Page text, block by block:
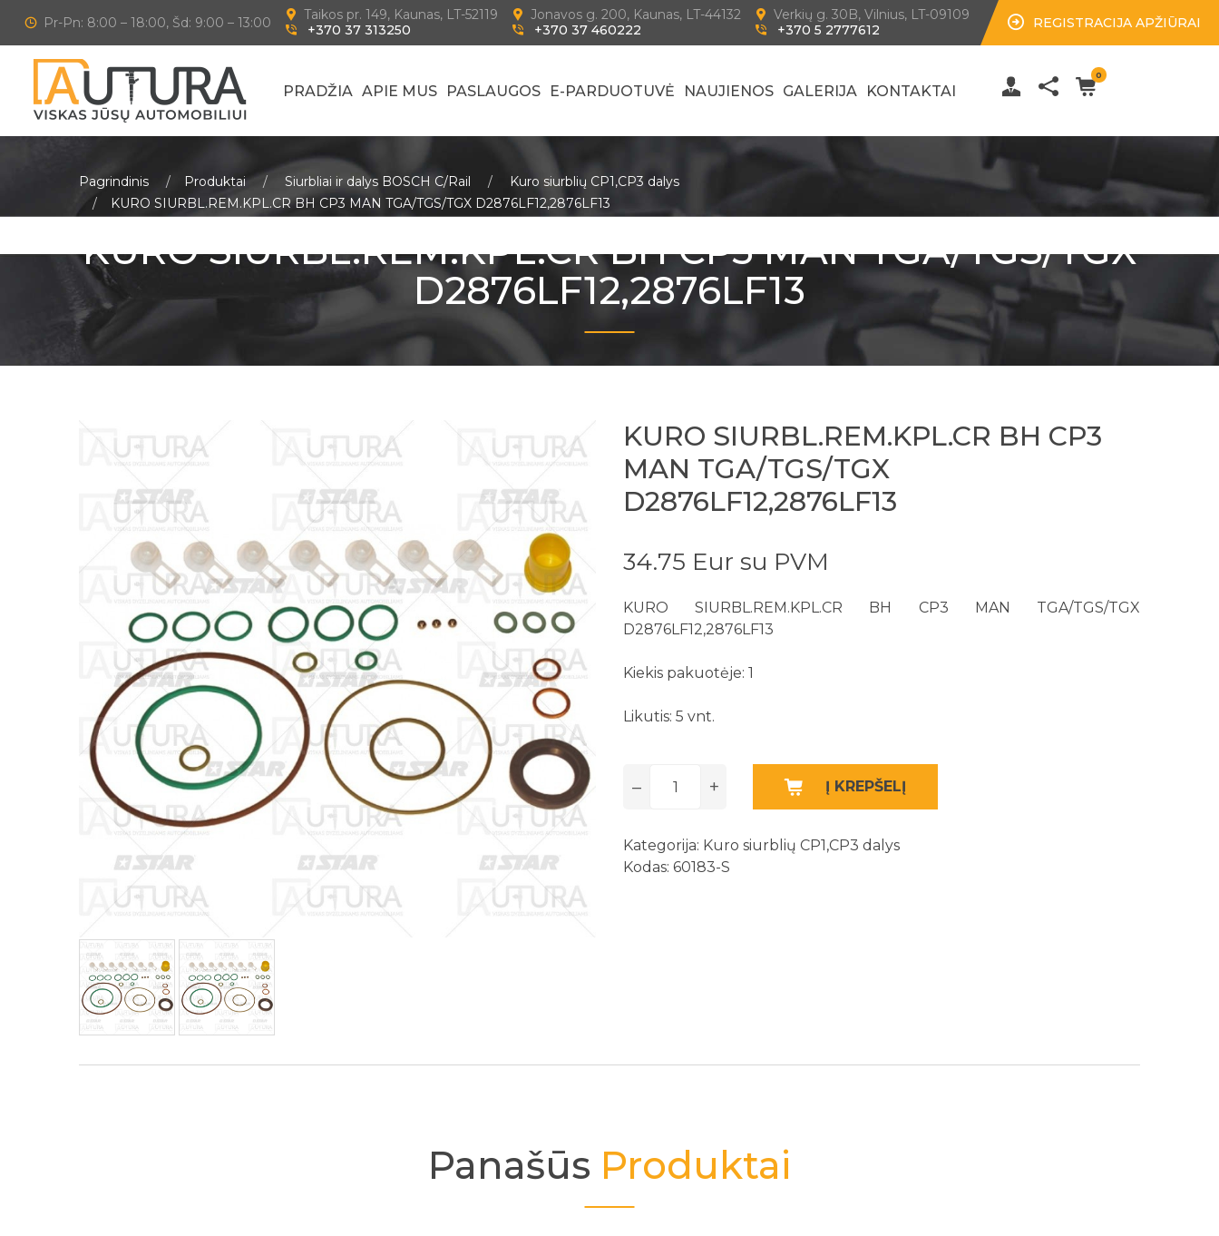
REGISTRACIJA APŽIŪRAI
Pr-Pn: 8:00 – 18:00, Šd: 9:00 – 13:00
Taikos pr. 149, Kaunas, LT-52119
+370 37 313250
Jonavos g. 200, Kaunas, LT-44132
+370 37 460222
Verkių g. 30B, Vilnius, LT-09109
+370 5 2777612
PRADŽIA APIE MUS PASLAUGOS E-PARDUOTUVĖ NAUJIENOS GALERIJA KONTAKTAI
0
Pagrindinis Produktai Siurbliai ir dalys BOSCH C/Rail
Kuro siurblių CP1,CP3 dalys
KURO SIURBL.REM.KPL.CR BH CP3 MAN TGA/TGS/TGX D2876LF12,2876LF13
KURO SIURBL.REM.KPL.CR BH CP3 MAN TGA/TGS/TGX
D2876LF12,2876LF13
KURO SIURBL.REM.KPL.CR BH CP3
MAN TGA/TGS/TGX
D2876LF12,2876LF13
34.75 Eur su PVM
KURO SIURBL.REM.KPL.CR BH CP3 MAN TGA/TGS/TGX
D2876LF12,2876LF13
Kiekis pakuotėje: 1
Likutis: 5 vnt.
– + Į KREPŠELĮ
Kategorija: Kuro siurblių CP1,CP3 dalys
Kodas: 60183-S
Panašūs Produktai